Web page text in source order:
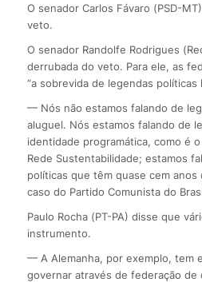
O senador Carlos Fávaro (PSD-
veto.
O senador Randolfe Rodrigues
derrubada do veto. Para ele, as
“a sobrevida de legendas políticas
— Nós não estamos falando de
aluguel. Nós estamos falando de
identidade programática, como é
Rede Sustentabilidade; estamos
políticas que têm quase cem
caso do Partido Comunista do
Paulo Rocha (PT-PA) disse que
instrumento.
— A Alemanha, por exemplo, tem
governar através de federação